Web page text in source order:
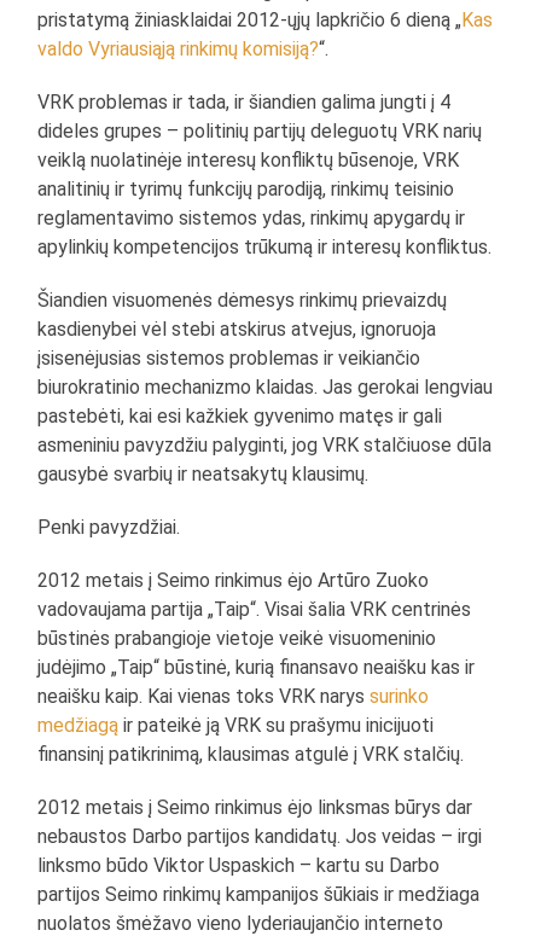
pristatymą žiniasklaidai 2012-ųjų lapkričio 6 dieną „Kas
valdo Vyriausiąją rinkimų komisiją?“.
VRK problemas ir tada, ir šiandien galima jungti į 4
dideles grupes – politinių partijų deleguotų VRK narių
veiklą nuolatinėje interesų konfliktų būsenoje, VRK
analitinių ir tyrimų funkcijų parodiją, rinkimų teisinio
reglamentavimo sistemos ydas, rinkimų apygardų ir
apylinkių kompetencijos trūkumą ir interesų konfliktus.
Šiandien visuomenės dėmesys rinkimų prievaizdų
kasdienybei vėl stebi atskirus atvejus, ignoruoja
įsisenėjusias sistemos problemas ir veikiančio
biurokratinio mechanizmo klaidas. Jas gerokai lengviau
pastebėti, kai esi kažkiek gyvenimo matęs ir gali
asmeniniu pavyzdžiu palyginti, jog VRK stalčiuose dūla
gausybė svarbių ir neatsakytų klausimų.
Penki pavyzdžiai.
2012 metais į Seimo rinkimus ėjo Artūro Zuoko
vadovaujama partija „Taip“. Visai šalia VRK centrinės
būstinės prabangioje vietoje veikė visuomeninio
judėjimo „Taip“ būstinė, kurią finansavo neaišku kas ir
neaišku kaip. Kai vienas toks VRK naryssurinko
medžiagą ir pateikė ją VRK su prašymu inicijuoti
finansinį patikrinimą, klausimas atgulė į VRK stalčių.
2012 metais į Seimo rinkimus ėjo linksmas būrys dar
nebaustos Darbo partijos kandidatų. Jos veidas – irgi
linksmo būdo Viktor Uspaskich – kartu su Darbo
partijos Seimo rinkimų kampanijos šūkiais ir medžiaga
nuolatos šmėžavo vieno lyderiaujančio interneto